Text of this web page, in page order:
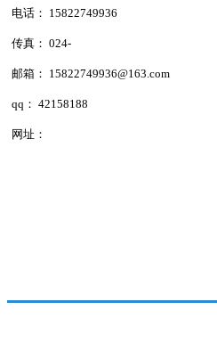
电话： 15822749936
传真： 024-
邮箱： 15822749936@163.com
qq： 42158188
网址：